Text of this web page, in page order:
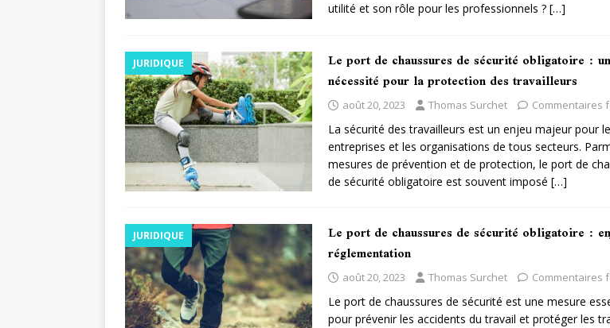
utilité et son rôle pour les professionnels ? […]
JURIDIQUE Le port de chaussures de sécurité obligatoire :
nécessité pour la protection des travailleurs
août 20, 2023 Thomas Surchet Commentaires
La sécurité des travailleurs est un enjeu majeur pour
entreprises et les organisations de tous secteurs.
mesures de prévention et de protection, le port de
de sécurité obligatoire est souvent imposé […]
JURIDIQUE Le port de chaussures de sécurité obligatoire :
réglementation
août 20, 2023 Thomas Surchet Commentaires
Le port de chaussures de sécurité est une mesure
pour prévenir les accidents du travail et protéger les